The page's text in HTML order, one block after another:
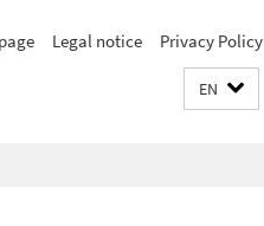
Legal notice Privacy Policy
EN